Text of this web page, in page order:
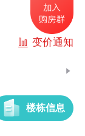
变价通知
楼栋信息